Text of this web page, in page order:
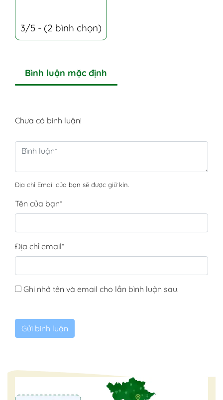
3/5 - (2 bình chọn)
Bình luận mặc định
Chưa có bình luận!
Địa chỉ Email của bạn sẽ được giữ kín.
Tên của bạn*
Địa chỉ email*
Ghi nhớ tên và email cho lần bình luận sau.